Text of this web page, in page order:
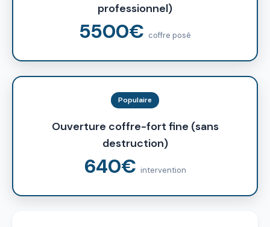
professionnel)
5500€ coffre posé
Populaire
Ouverture coffre-fort fine (sans
destruction)
640€ intervention